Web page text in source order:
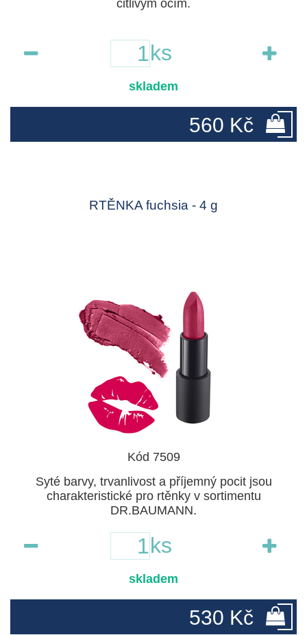
citlivým očím.
ks
skladem
560 Kč
RTĚNKA fuchsia - 4 g
Kód 7509
Syté barvy, trvanlivost a příjemný pocit jsou
charakteristické pro rtěnky v sortimentu
DR.BAUMANN.
ks
skladem
530 Kč